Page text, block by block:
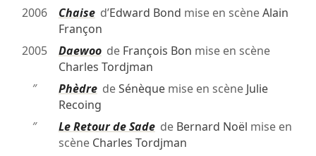
2006
Chaised’Edward Bond mise en scèneAlain
Françon
2005
Daewoode François Bon mise en scène
Charles Tordjman
″
PhèdredeSénèquemise en scène Julie
Recoing
″
Le Retour de Sadede Bernard Noël mise en
scène Charles Tordjman